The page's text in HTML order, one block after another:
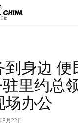
到身边 便
里约总
场办公
8月22日